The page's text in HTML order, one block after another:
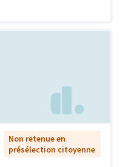
Non retenue en
présélection citoyenne